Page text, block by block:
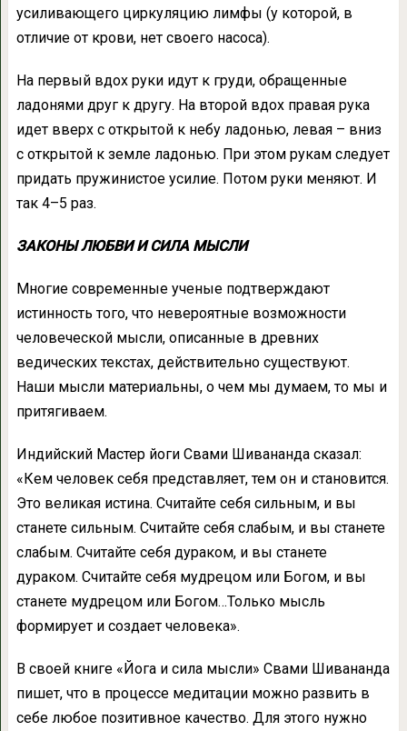
усиливающего циркуляцию лимфы (у которой, в
отличие от крови, нет своего насоса).
На первый вдох руки идут к груди, обращенные
ладонями друг к другу. На второй вдох правая рука
идет вверх с открытой к небу ладонью, левая – вниз
с открытой к земле ладонью. При этом рукам следует
придать пружинистое усилие. Потом руки меняют. И
так 4–5 раз.
ЗАКОНЫ ЛЮБВИ И СИЛА МЫСЛИ
Многие современные ученые подтверждают
истинность того, что невероятные возможности
человеческой мысли, описанные в древних
ведических текстах, действительно существуют.
Наши мысли материальны, о чем мы думаем, то мы и
притягиваем.
Индийский Мастер йоги Свами Шивананда сказал:
«Кем человек себя представляет, тем он и становится.
Это великая истина. Считайте себя сильным, и вы
станете сильным. Считайте себя слабым, и вы станете
слабым. Считайте себя дураком, и вы станете
дураком. Считайте себя мудрецом или Богом, и вы
станете мудрецом или Богом…Только мысль
формирует и создает человека».
В своей книге «Йога и сила мысли» Свами Шивананда
пишет, что в процессе медитации можно развить в
себе любое позитивное качество. Для этого нужно